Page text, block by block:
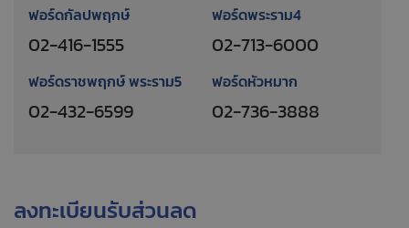
ฟอร์ดกัลปพฤกษ์
02-416-1555
ฟอร์ดพระราม4
02-713-6000
ฟอร์ดราชพฤกษ์ พระราม5
02-432-6599
ฟอร์ดหัวหมาก
02-736-3888
ลงทะเบียนรับส่วนลด